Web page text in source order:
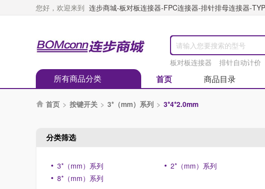
您好，欢迎来到 连步商城-板对板连接器-FPC连接器-排针排母连接器-
板对板连接器 排针自动计价
所有商品分类 首页 商品目录
 首页 > 按键开关 > 3*（mm）系列 > 3*4*2.0mm
分类筛选
3*（mm）系列 2*（mm）系列
8*（mm）系列